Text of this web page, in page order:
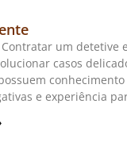
um detetive
casos
e experiência